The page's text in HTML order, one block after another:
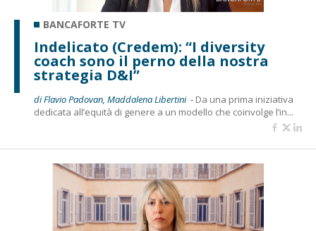
BANCAFORTE TV
Indelicato (Credem): “I diversity
coach sono il perno della nostra
strategia D&I”
di Flavio Padovan, Maddalena Libertini - Da una prima iniziativa
dedicata all’equità di genere a un modello che coinvolge l’in...